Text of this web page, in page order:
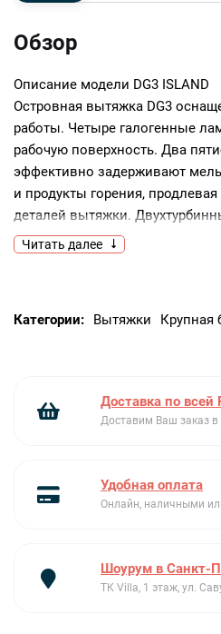
Обзор
Описание модели DG3 ISLAND
Островная вытяжка DG3
работы. Четыре галогенные
рабочую поверхность. Два
эффективно задерживают
и продукты горения,
деталей вытяжки.
и надежнее. В интенсивном
достигает 1200 м³/ч.
Подсветка кнопок.
Читать далее
Категории: Вытяжки Крупная
Доставка по всей
Доставим Ваш заказ в
Удобная оплата
Онлайн, наличными
Шоурум в Санкт-
ТК Villa, 1 этаж, ул.